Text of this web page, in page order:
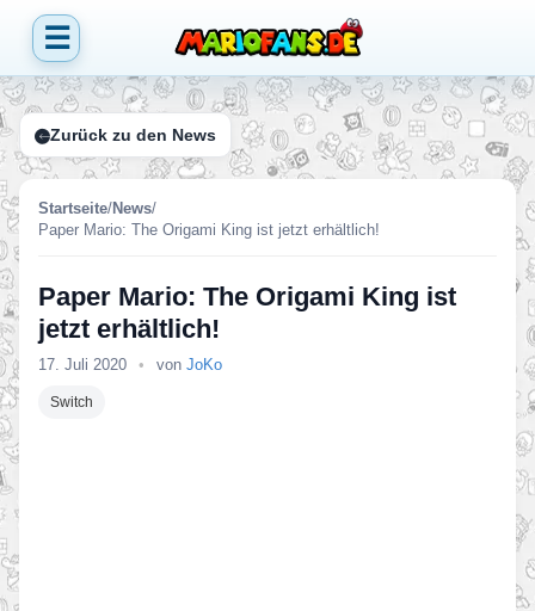
☰
Zurück zu den News
Startseite/News/
Paper Mario: The Origami King ist jetzt erhältlich!
Paper Mario: The Origami King ist
jetzt erhältlich!
17. Juli 2020 • von JoKo
Switch